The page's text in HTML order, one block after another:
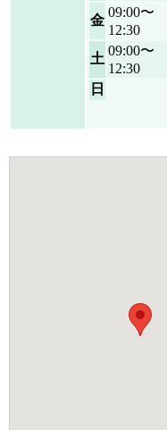
金
09:00〜
12:30
土
09:00〜
12:30
日